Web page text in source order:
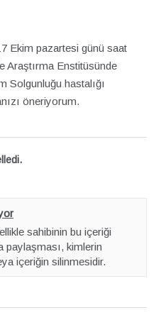
Ekim pazartesi günü saat
Araştırma Enstitüsünde
Solgunluğu hastalığı
öneriyorum.
sahibinin bu içeriği
paylaşması, kimlerin
içeriğin silinmesidir.